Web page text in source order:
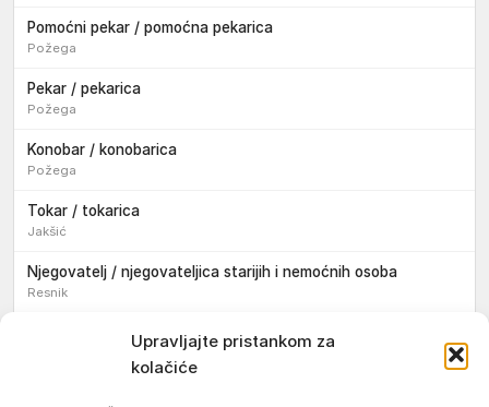
Upravljajte pristankom za
kolačiće
Pomoćni pekar / pomoćna pekarica
Požega
Pekar / pekarica
Požega
Konobar / konobarica
Požega
Tokar / tokarica
Jakšić
Njegovatelj / njegovateljica starijih i nemoćnih osoba
Resnik
Konobar / konobarica